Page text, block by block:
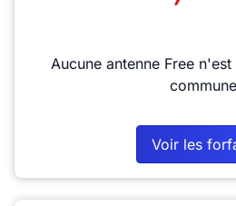
Aucune antenne Free
commune
Voir les